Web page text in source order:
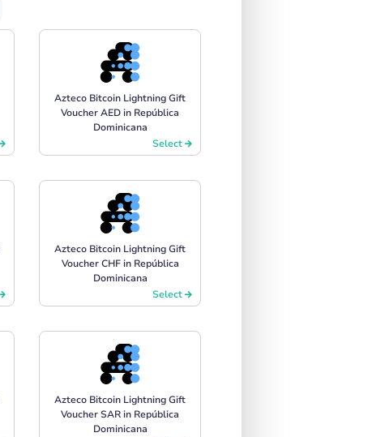
Azteco Bitcoin Lightning Gift
Voucher AED in República
Dominicana
Select
Azteco Bitcoin Lightning Gift
Voucher CHF in República
Dominicana
Select
Azteco Bitcoin Lightning Gift
Voucher SAR in República
Dominicana